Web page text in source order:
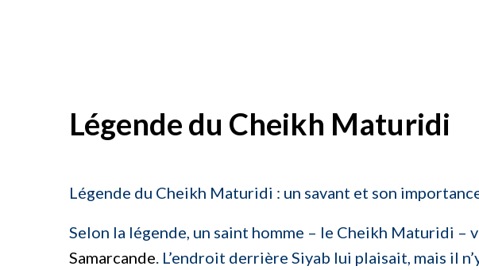
Légende du Cheikh Maturidi
Légende du Cheikh Maturidi : un savant et son
Selon la légende, un saint homme – le Cheikh Maturidi –
Samarcande. L’endroit derrière Siyab lui plaisait, mais il